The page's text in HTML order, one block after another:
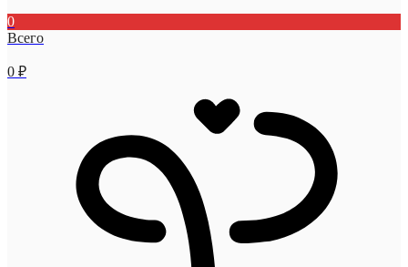
0
Всего
0 ₽